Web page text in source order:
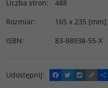
Liczba stron:
488
Rozmiar:
165 x 235 [mm]
ISBN: 83-88938-55-X
Udostępnij:
F
a
T
w
W
y
C
o
P
o